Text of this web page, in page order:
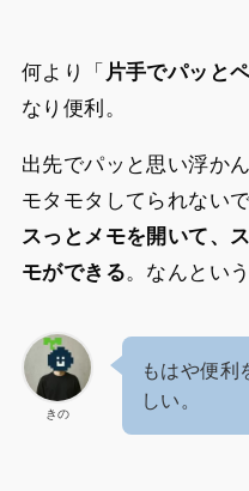
何より「 片手でパッと
なり便利。
出先でパッと思い浮か
モタモタしてられない
スっとメモを開いて、
モができる。なんとい
きの
もはや便利
しい。